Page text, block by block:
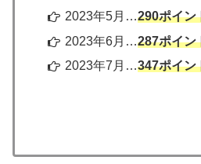
2023年5月…290ポイン
2023年6月…287ポイン
2023年7月…347ポイン